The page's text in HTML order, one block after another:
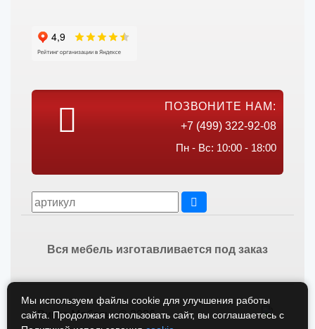
ПОЗВОНИТЕ НАМ:
+7 (499) 322-92-08
Пн - Вс: 10:00 - 18:00
Вся мебель изготавливается под заказ
Викос Мебель © 2026
Мы используем файлы cookie для улучшения работы
сайта. Продолжая использовать сайт, вы соглашаетесь с